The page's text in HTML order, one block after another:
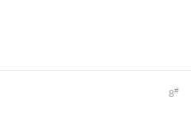
8#